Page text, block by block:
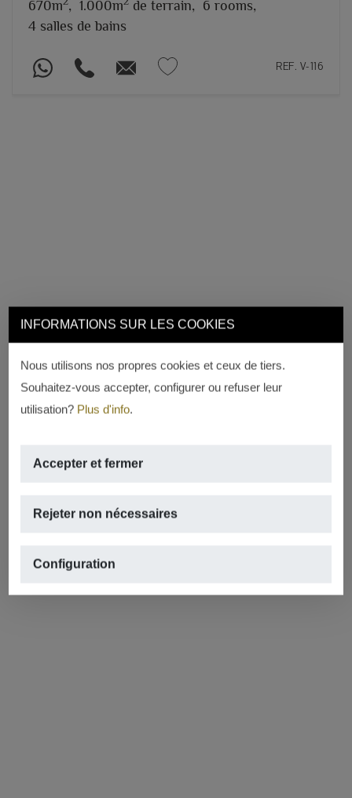
INFORMATIONS SUR LES COOKIES
Nous utilisons nos propres cookies et ceux de tiers.
Souhaitez-vous accepter, configurer ou refuser leur
utilisation? Plus d'info.
Accepter et fermer
Rejeter non nécessaires
Configuration
670m , 1.000m de terrain, 6 rooms,
4 salles de bains
REF. V-116